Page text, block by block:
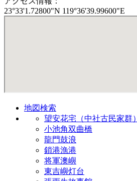
23°33'1.72800"N 119°36'39.99600"E
地図検索
望安花宅（中社古民家群）
小池角双曲橋
龍門鼓浪
鎖港漁港
将軍澳嶼
東吉嶼灯台